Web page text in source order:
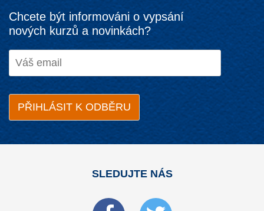
Chcete být informováni o vypsání
nových kurzů a novinkách?
SLEDUJTE NÁS